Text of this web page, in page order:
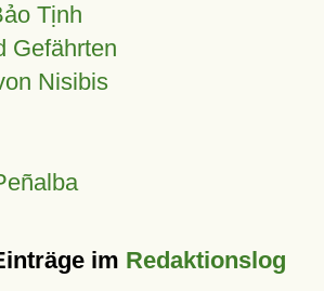
Tịnh
Gefährten
Nisibis
im Redaktionslog